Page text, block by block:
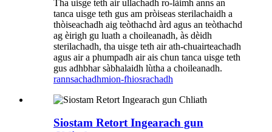
Tha uisge teth air ullachadh ro-làimh anns an
tanca uisge teth gus am pròiseas sterilachaidh a
thòiseachadh aig teòthachd àrd agus an teòthachd
ag èirigh gu luath a choileanadh, às dèidh
sterilachadh, tha uisge teth air ath-chuairteachadh
agus air a phumpadh air ais chun tanca uisge teth
gus adhbhar sàbhalaidh lùtha a choileanadh.
rannsachadhmion-fhiosrachadh
Siostam Retort Ingearach gun